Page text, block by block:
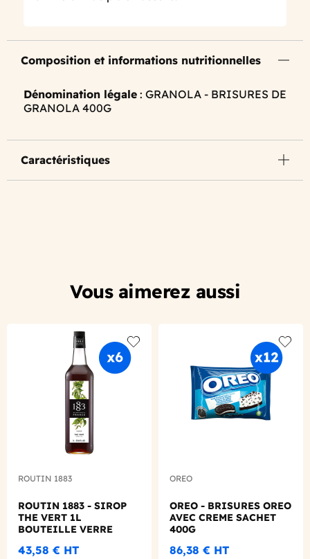
Composition et informations nutritionnelles
Dénomination légale : GRANOLA - BRISURES DE
GRANOLA 400G
Caractéristiques
Vous aimerez aussi
Add to wishlist
ROUTIN 1883
ROUTIN 1883 - SIROP
THE VERT 1L
BOUTEILLE VERRE
43,58 € HT
Add
OREO
OREO - BRISURES OREO
AVEC CREME SACHET
400G
86,38 € HT